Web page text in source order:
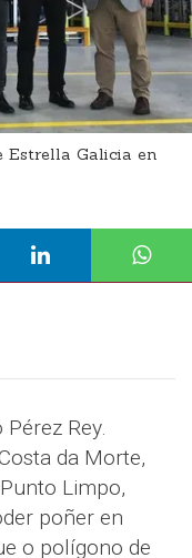
Galicia en
Rey.
da Morte,
Limpo,
poñer en
o polígono de